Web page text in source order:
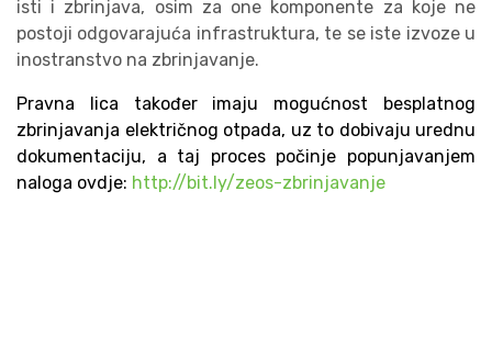
isti i zbrinjava, osim za one komponente za koje ne
postoji odgovarajuća infrastruktura, te se iste izvoze u
inostranstvo na zbrinjavanje.
Pravna lica također imaju mogućnost besplatnog
zbrinjavanja električnog otpada, uz to dobivaju urednu
dokumentaciju, a taj proces počinje popunjavanjem
naloga ovdje: http://bit.ly/zeos-zbrinjavanje